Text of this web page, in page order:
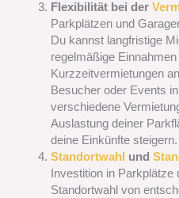
Flexibilität bei der
Parkplätzen und
Du kannst langfristige
regelmäßige
Kurzzeitvermietungen
Besucher oder Events
verschiedene
Auslastung deiner
deine Einkünfte steigern.
Standortwahl und
Investition in Parkplätze
Standortwahl von